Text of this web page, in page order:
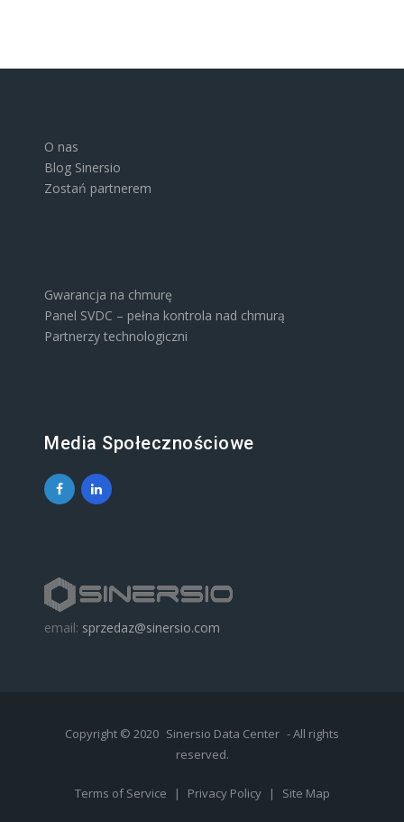
O nas
Blog Sinersio
Zostań partnerem
Gwarancja na chmurę
Panel SVDC – pełna kontrola nad chmurą
Partnerzy technologiczni
Media Społecznościowe
email: sprzedaz@sinersio.com
Copyright © 2020 Sinersio Data Center - All rights
reserved.
Terms of Service | Privacy Policy | Site Map